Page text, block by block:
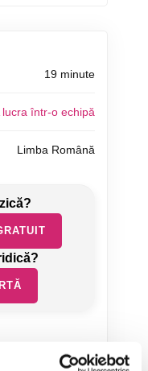
19 minute
lucra într-o echipă
Limba Română